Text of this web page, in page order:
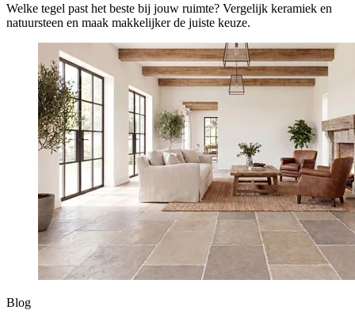
Welke tegel past het beste bij jouw ruimte? Vergelijk keramiek en
natuursteen en maak makkelijker de juiste keuze.
Blog